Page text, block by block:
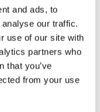
and ads, to
our traffic.
use of our site with
partners who
that you’ve
from your use